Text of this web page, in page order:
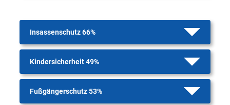
Insassenschutz 66%
Kindersicherheit 49%
Fußgängerschutz 53%